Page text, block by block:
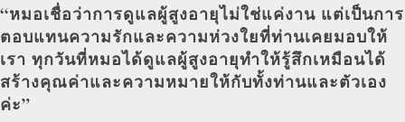
“หมอเชื่อว่าการดูแลผู้สูงอายุไม่ใช่แค่งาน แต่เป็นการ
ตอบแทนความรักและความห่วงใยที่ท่านเคยมอบให้
เรา ทุกวันที่หมอได้ดูแลผู้สูงอายุทำให้รู้สึกเหมือนได้
สร้างคุณค่าและความหมายให้กับทั้งท่านและตัวเอง
ค่ะ”